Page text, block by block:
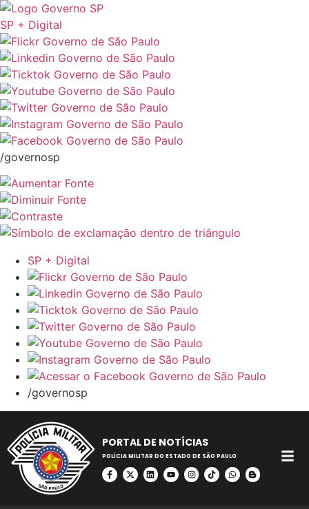
SP + Digital
/governosp
SP + Digital
/governosp
PORTAL DE NOTÍCIAS
POLÍCIA MILITAR DO ESTADO DE SÃO PAULO